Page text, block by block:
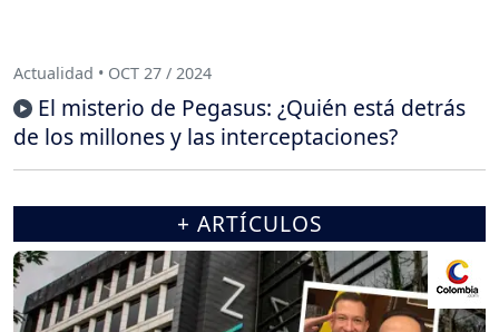
Actualidad • OCT 27 / 2024
El misterio de Pegasus: ¿Quién está detrás
de los millones y las interceptaciones?
+ ARTÍCULOS